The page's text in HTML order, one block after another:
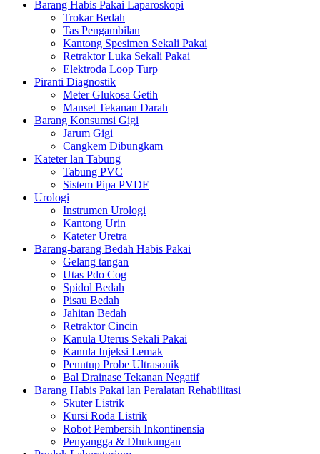
Barang Habis Pakai Laparoskopi
Trokar Bedah
Tas Pengambilan
Kantong Spesimen Sekali Pakai
Retraktor Luka Sekali Pakai
Elektroda Loop Turp
Piranti Diagnostik
Meter Glukosa Getih
Manset Tekanan Darah
Barang Konsumsi Gigi
Jarum Gigi
Cangkem Dibungkam
Kateter lan Tabung
Tabung PVC
Sistem Pipa PVDF
Urologi
Instrumen Urologi
Kantong Urin
Kateter Uretra
Barang-barang Bedah Habis Pakai
Gelang tangan
Utas Pdo Cog
Spidol Bedah
Pisau Bedah
Jahitan Bedah
Retraktor Cincin
Kanula Uterus Sekali Pakai
Kanula Injeksi Lemak
Penutup Probe Ultrasonik
Bal Drainase Tekanan Negatif
Barang Habis Pakai lan Peralatan Rehabilitasi
Skuter Listrik
Kursi Roda Listrik
Robot Pembersih Inkontinensia
Penyangga & Dhukungan